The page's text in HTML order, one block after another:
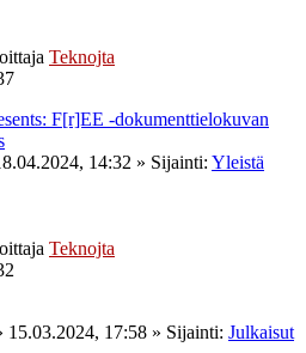
Teknojta
F[r]EE -dokumenttielokuvan
14:32 » Sijainti: Yleistä
Teknojta
15.03.2024, 17:58 » Sijainti: Julkaisut